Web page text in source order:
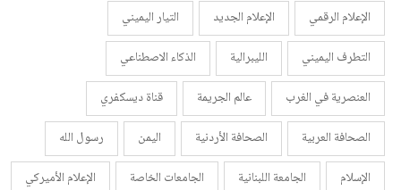
الإعلام الرقمي
الإعلام الجديد
التيار اليميني
التطرف اليميني
الليبرالية
الذكاء الاصطناعي
العنصرية في الغرب
عالم الجريمة
قناة ديسكفري
الصحافة العربية
الصحافة الأردنية اليمن
رسول الله
الإسلام
الجامعة اللبنانية الجامعات الخاصة
الإعلام الأميركي